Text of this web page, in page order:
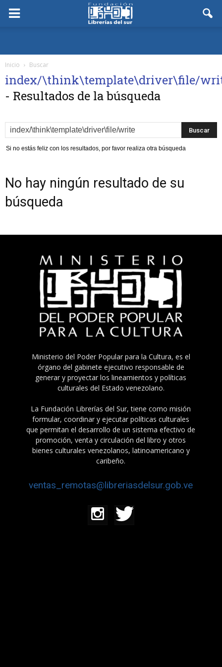
Inicio Buscar
index/\think\template\driver\file/
- Resultados de la búsqueda
Si no estás feliz con los resultados, por favor realiza otra búsqueda
No hay ningún resultado de su
búsqueda
Ministerio del Poder Popular para la Cultura, es el
órgano del gabinete ejecutivo responsable de
generar y proyectar los lineamientos y políticas
culturales del Estado venezolano.
La Fundación Librerías del Sur, tiene como misión
formular, coordinar y ejecutar políticas culturales
que permitan el desarrollo de un sistema efectivo de
promoción, venta y circulación del libro y otros
bienes culturales venezolanos, latinoamericano y
caribeño.
ventas_remotas@libreriasdelsur.gob.ve